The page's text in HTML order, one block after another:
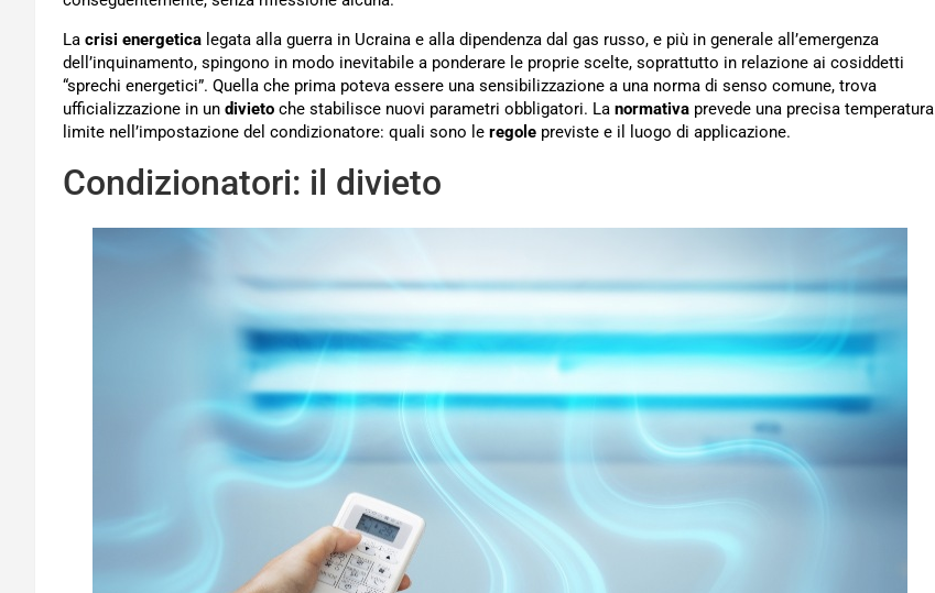
La crisi energetica legata alla guerra in Ucraina e alla dipendenza dal gas russo, e più in generale all’emergenza
dell’inquinamento, spingono in modo inevitabile a ponderare le proprie scelte, soprattutto in relazione ai cosiddetti
“sprechi energetici”. Quella che prima poteva essere una sensibilizzazione a una norma di senso comune, trova
ufficializzazione in un divieto che stabilisce nuovi parametri obbligatori. La normativa prevede una precisa temperatura
limite nell’impostazione del condizionatore: quali sono le regole previste e il luogo di applicazione.
Condizionatori: il divieto